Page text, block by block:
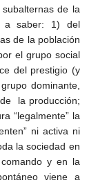
de la
a saber: 1) del
de la población
el grupo social
del prestigio (y
dominante,
la producción;
“legalmente” la
ni activa ni
la sociedad en
y en la
viene a